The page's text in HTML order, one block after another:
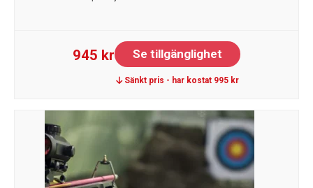
945 kr Se tillgänglighet
Sänkt pris - har kostat 995 kr